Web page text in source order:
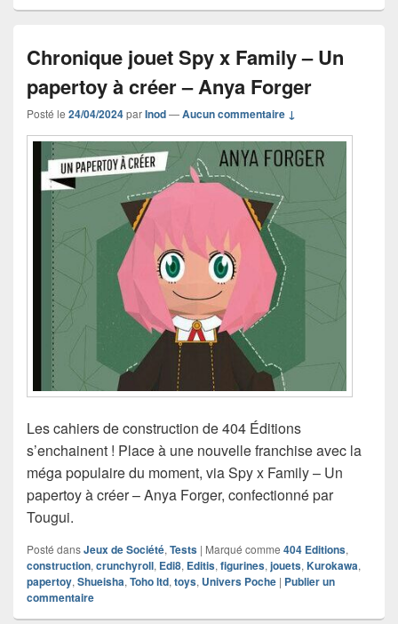
Chronique jouet Spy x Family – Un
papertoy à créer – Anya Forger
Posté le 24/04/2024parInod—Aucun commentaire ↓
Les cahiers de construction de 404 Éditions
s’enchainent ! Place à une nouvelle franchise avec la
méga populaire du moment, via Spy x Family – Un
papertoy à créer – Anya Forger, confectionné par
Tougui.
Posté dansJeux de Société, Tests | Marqué comme 404 Editions,
construction, crunchyroll, Edi8, Editis, figurines, jouets, Kurokawa,
papertoy, Shueisha, Toho ltd, toys, Univers Poche | Publier un
commentaire